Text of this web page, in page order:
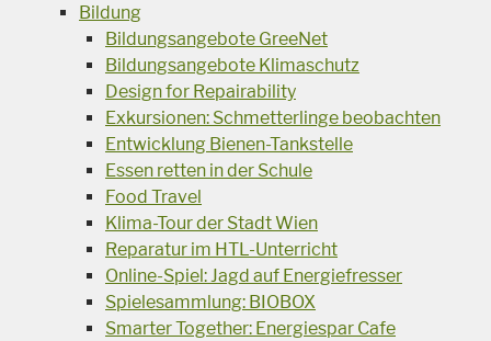
Bildung
Bildungsangebote GreeNet
Bildungsangebote Klimaschutz
Design for Repairability
Exkursionen: Schmetterlinge beobachten
Entwicklung Bienen-Tankstelle
Essen retten in der Schule
Food Travel
Klima-Tour der Stadt Wien
Reparatur im HTL-Unterricht
Online-Spiel: Jagd auf Energiefresser
Spielesammlung: BIOBOX
Smarter Together: Energiespar Cafe